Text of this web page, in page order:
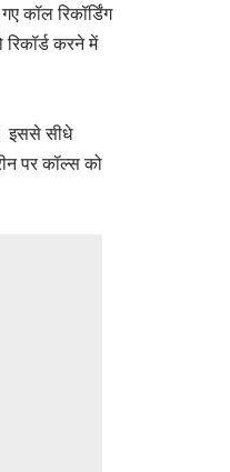
कॉल रिकॉर्डिंग
करने में
इससे सीधे
पर कॉल्स को